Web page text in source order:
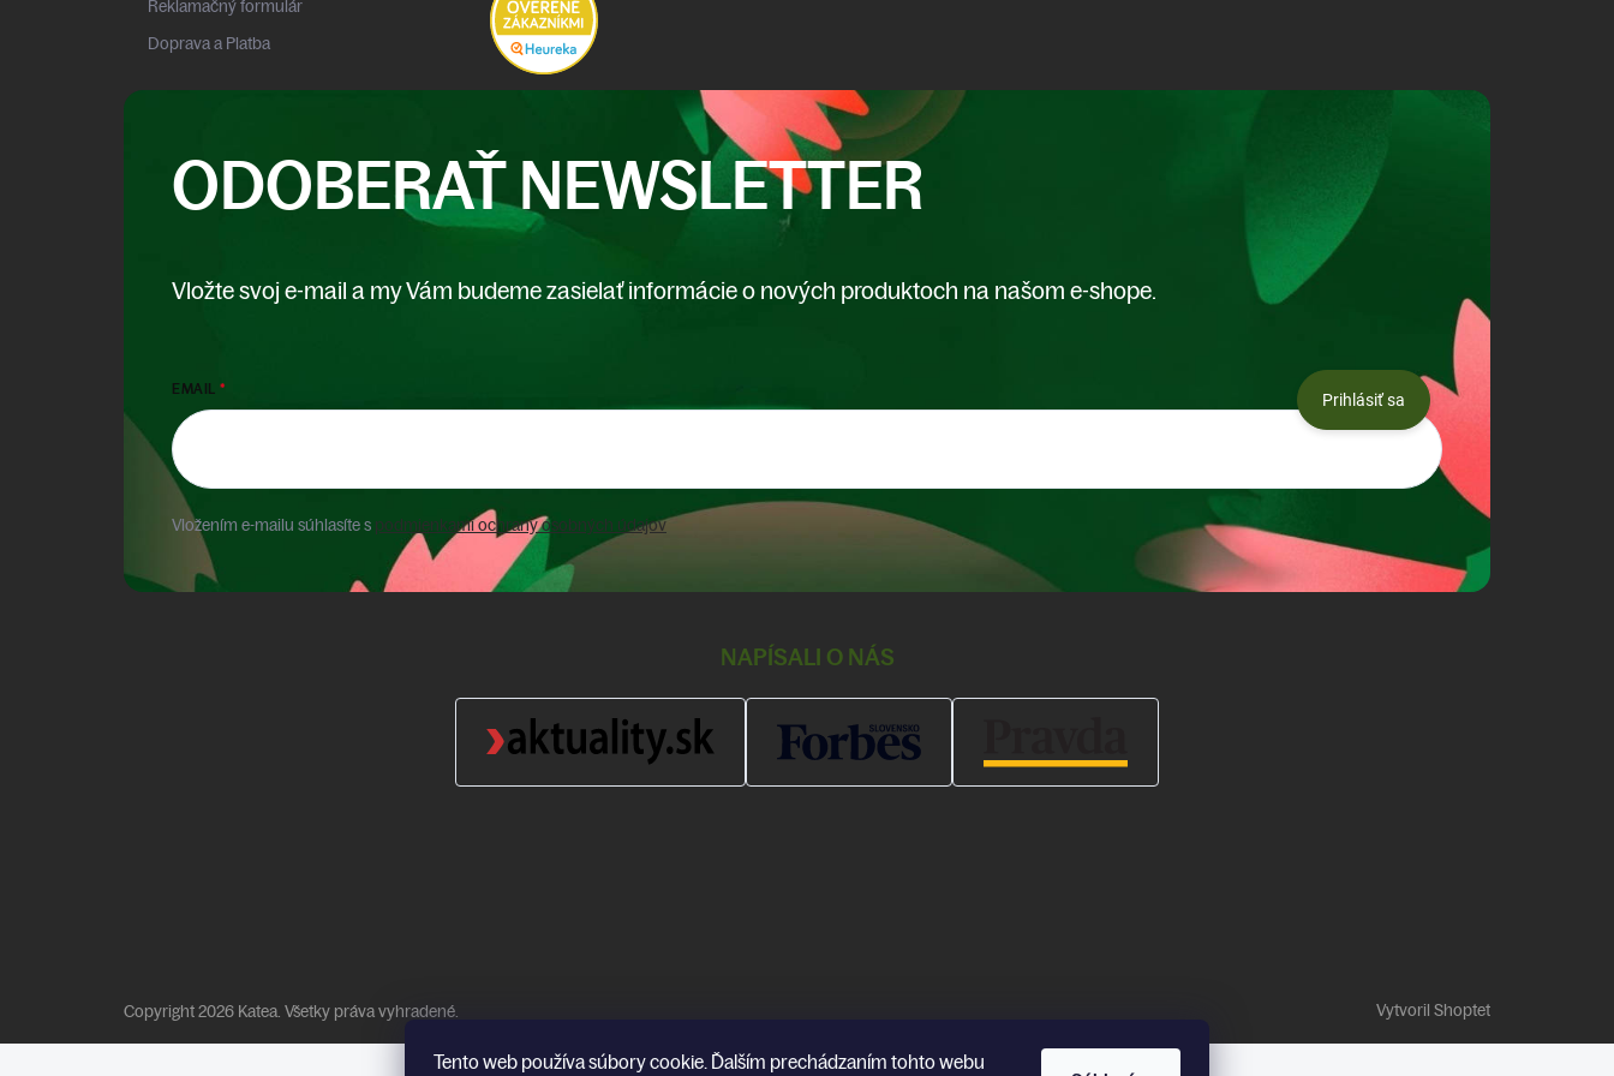
Tento web používa súbory cookie. Ďalším prechádzaním tohto webu
Reklamačný formulár
Doprava a Platba
ODOBERAŤ NEWSLETTER
Vložte svoj e-mail a my Vám budeme zasielať informácie o nových produktoch na našom e-shope.
EMAIL
Vložením e-mailu súhlasíte s podmienkami ochrany osobných údajov
Prihlásiť sa
NAPÍSALI O NÁS
Vytvoril Shoptet
Copyright 2026 Katea . Všetky práva vyhradené.